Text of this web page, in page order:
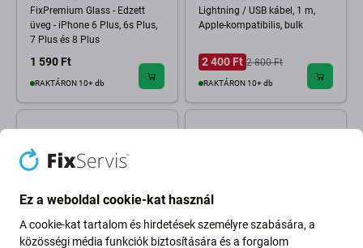
FixPremium Glass - Edzett
üveg - iPhone 6 Plus, 6s Plus,
7 Plus és 8 Plus
1 590 Ft
RAKTÁRON 10+ db
Lightning / USB kábel, 1 m,
Apple-kompatibilis, bulk
2 400 Ft 2 800 Ft
RAKTÁRON 10+ db
Ez a weboldal cookie-kat használ
A cookie-kat tartalom és hirdetések személyre szabására, a
közösségi média funkciók biztosítására és a forgalom